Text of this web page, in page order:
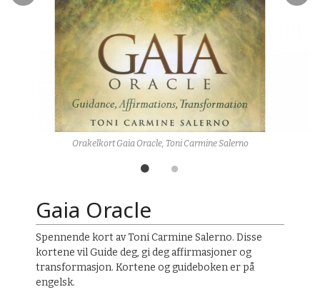
Orakelkort Gaia Oracle, Toni Carmine Salerno
Gaia Oracle
Spennende kort av Toni Carmine Salerno. Disse
kortene vil Guide deg, gi deg affirmasjoner og
transformasjon. Kortene og guideboken er på
engelsk.